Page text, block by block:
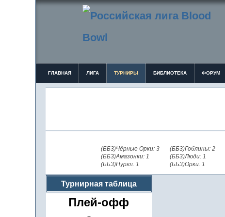
ГЛАВНАЯ ЛИГА ТУРНИРЫ БИБЛИОТЕКА ФОРУМ
(ББ3)Чёрные Орки: 3
(ББ3)Амазонки: 1
(ББ3)Нургл: 1
(ББ3)Гоблины: 2
(ББ3)Люди: 1
(ББ3)Орки: 1
Турнирная таблица
Плей-офф